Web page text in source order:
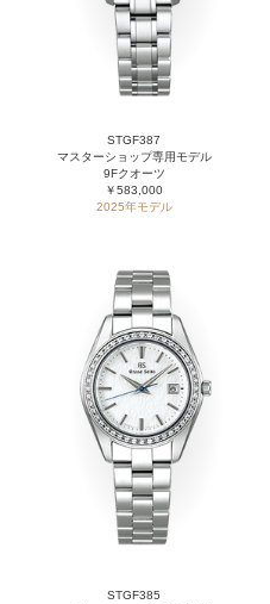
STGF387
マスターショップ専用モデル
9Fクオーツ
￥583,000
2025年モデル
STGF385